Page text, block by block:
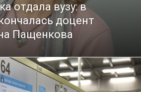
отдала вузу: в
доцент
Пащенкова